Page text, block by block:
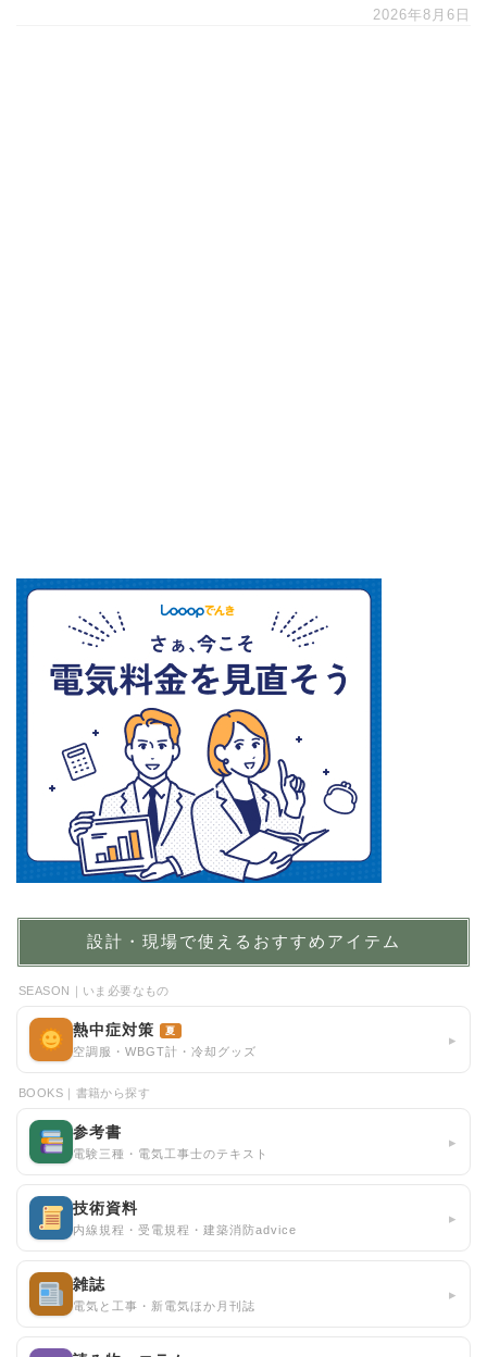
2026年8月6日
設計・現場で使えるおすすめアイテム
SEASON｜いま必要なもの
熱中症対策 夏
空調服・WBGT計・冷却グッズ
▸
BOOKS｜書籍から探す
参考書
電験三種・電気工事士のテキスト
▸
技術資料
内線規程・受電規程・建築消防advice
▸
雑誌
電気と工事・新電気ほか月刊誌
▸